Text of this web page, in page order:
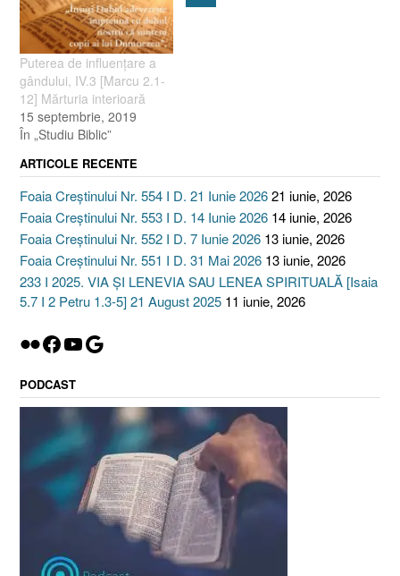
Puterea de influenţare a
gândului, IV.3 [Marcu 2.1-
12] Mărturia interioară
15 septembrie, 2019
În „Studiu Biblic”
ARTICOLE RECENTE
Foaia Creștinului Nr. 554 I D. 21 Iunie 202621 iunie, 2026
Foaia Creștinului Nr. 553 I D. 14 Iunie 2026 14 iunie, 2026
Foaia Creștinului Nr. 552 I D. 7 Iunie 2026 13 iunie, 2026
Foaia Creștinului Nr. 551 I D. 31 Mai 2026 13 iunie, 2026
233 I 2025. VIA ȘI LENEVIA SAU LENEA SPIRITUALĂ [Isaia
5.7 I 2 Petru 1.3-5] 21 August 2025 11 iunie, 2026
Flickr
Facebook
YouTube
Google
PODCAST